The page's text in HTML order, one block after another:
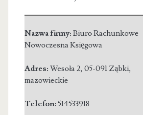
Nazwa firmy: Biuro Rachunkowe -
Nowoczesna Księgowa
Adres: Wesoła 2, 05-091 Ząbki,
mazowieckie
Telefon: 514533918